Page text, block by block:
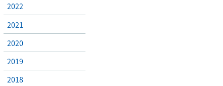
2022
2021
2020
2019
2018